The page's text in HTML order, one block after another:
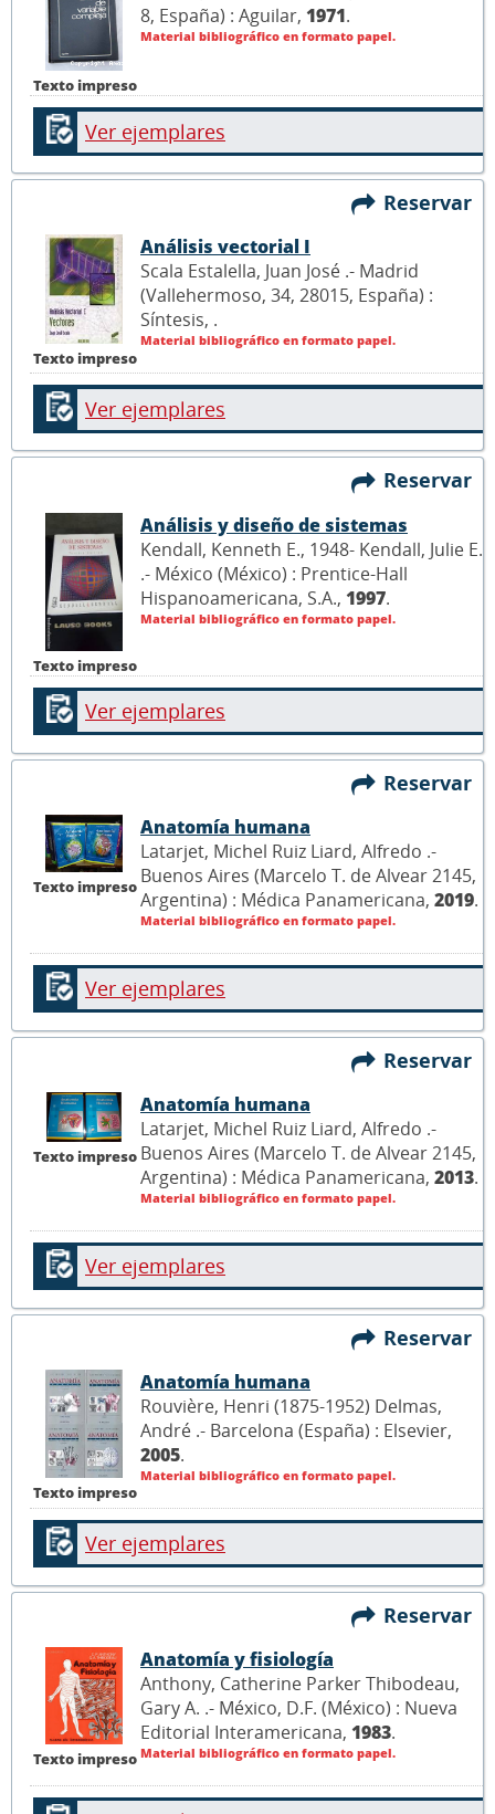
Texto impreso
8, España) : Aguilar, 1971.
Material bibliográfico en formato papel.
Ver ejemplares
Reservar
Texto impreso
Análisis vectorial I
Scala Estalella, Juan José .- Madrid
(Vallehermoso, 34, 28015, España) :
Síntesis, .
Material bibliográfico en formato papel.
Ver ejemplares
Reservar
Texto impreso
Análisis y diseño de sistemas
Kendall, Kenneth E., 1948- Kendall, Julie E.
.- México (México) : Prentice-Hall
Hispanoamericana, S.A., 1997.
Material bibliográfico en formato papel.
Ver ejemplares
Reservar
Texto impreso
Anatomía humana
Latarjet, Michel Ruiz Liard, Alfredo .-
Buenos Aires (Marcelo T. de Alvear 2145,
Argentina) : Médica Panamericana, 2019.
Material bibliográfico en formato papel.
Ver ejemplares
Reservar
Texto impreso
Anatomía humana
Latarjet, Michel Ruiz Liard, Alfredo .-
Buenos Aires (Marcelo T. de Alvear 2145,
Argentina) : Médica Panamericana, 2013.
Material bibliográfico en formato papel.
Ver ejemplares
Reservar
Texto impreso
Anatomía humana
Rouvière, Henri (1875-1952) Delmas,
André .- Barcelona (España) : Elsevier,
2005.
Material bibliográfico en formato papel.
Ver ejemplares
Reservar
Texto impreso
Anatomía y fisiología
Anthony, Catherine Parker Thibodeau,
Gary A. .- México, D.F. (México) : Nueva
Editorial Interamericana, 1983.
Material bibliográfico en formato papel.